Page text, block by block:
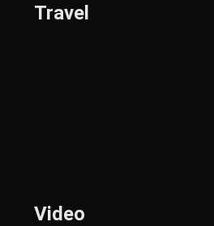
Travel
Video